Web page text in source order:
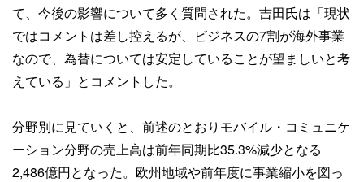
て、今後の影響について多く質問された。吉田氏は「現状
ではコメントは差し控えるが、ビジネスの7割が海外事業
なので、為替については安定していることが望ましいと考
えている」とコメントした。
分野別に見ていくと、前述のとおりモバイル・コミュニケ
ーション分野の売上高は前年同期比35.3%減少となる
2,486億円となった。欧州地域や前年度に事業縮小を図っ